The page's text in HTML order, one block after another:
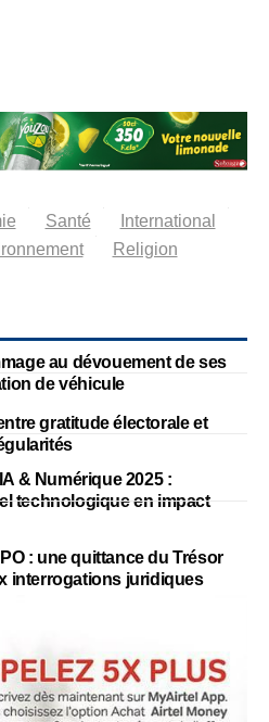
Santé
International
Religion
au dévouement de ses
de véhicule
gratitude électorale et
& Numérique 2025 :
technologique en impact
: une quittance du Trésor
interrogations juridiques